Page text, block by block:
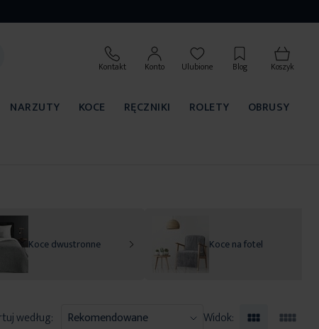
Kontakt Konto Ulubione Blog Koszyk
NARZUTY KOCE RĘCZNIKI ROLETY
OBRUSY
Koce dwustronne Koce na fotel
według: Widok: